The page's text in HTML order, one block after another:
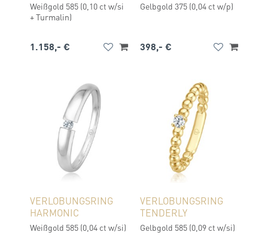
Weißgold 585 (0,10 ct w/si
+ Turmalin)
1.158,- €
Gelbgold 375 (0,04 ct w/p)
398,- €
VERLOBUNGSRING
HARMONIC
Weißgold 585 (0,04 ct w/si)
VERLOBUNGSRING
TENDERLY
Gelbgold 585 (0,09 ct w/si)